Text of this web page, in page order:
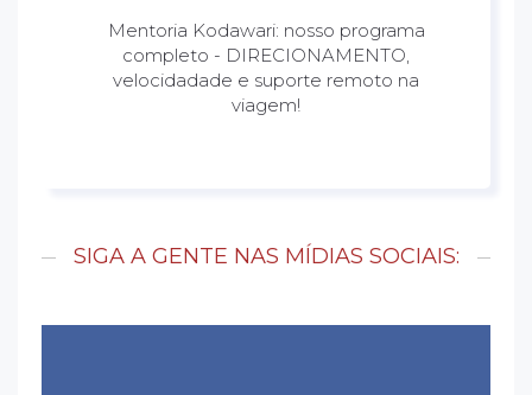
Mentoria Kodawari: nosso programa
completo - DIRECIONAMENTO,
velocidadade e suporte remoto na
viagem!
SIGA A GENTE NAS MÍDIAS SOCIAIS: